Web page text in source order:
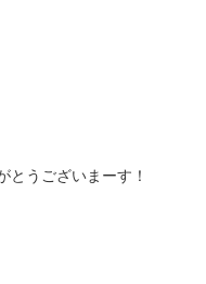
とうございまーす！